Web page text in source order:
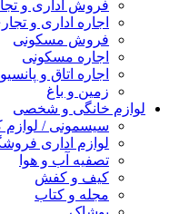
فروش اداری و تجاری
اجاره اداری و تجاری
فروش مسکونی
اجاره مسکونی
اجاره اتاق و پانسیون
زمین و باغ
لوازم خانگی و شخصی
سیسمونی / لوازم کودک
لوازم اداری فروشگاهی
تصفیه آب و هوا
کیف و کفش
مجله و کتاب